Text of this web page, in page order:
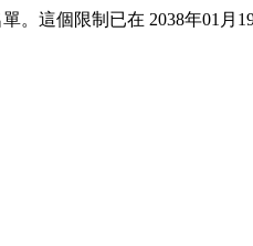
。這個限制已在 2038年01月